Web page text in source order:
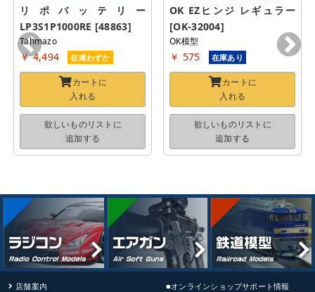
リポバッテリー
LP3S1P1000RE [48863]
Tahmazo
￥ 4,494 在庫わずか
カートに
入れる
欲しいものリストに
追加する
OK EZヒンジ レギュラー
[OK-32004]
OK模型
￥ 575 在庫あり
カートに
入れる
欲しいものリストに
追加する
店舗案内
■オンラインショップサポート情報